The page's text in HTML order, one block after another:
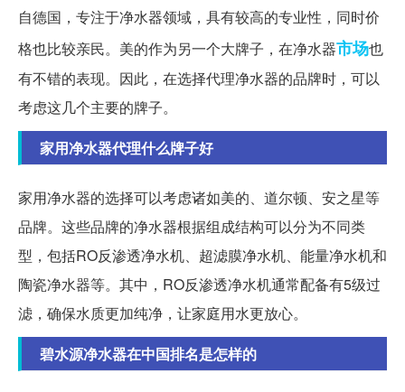
自德国，专注于净水器领域，具有较高的专业性，同时价
格也比较亲民。美的作为另一个大牌子，在净水器市场也
有不错的表现。因此，在选择代理净水器的品牌时，可以
考虑这几个主要的牌子。
家用净水器代理什么牌子好
家用净水器的选择可以考虑诸如美的、道尔顿、安之星等
品牌。这些品牌的净水器根据组成结构可以分为不同类
型，包括RO反渗透净水机、超滤膜净水机、能量净水机和
陶瓷净水器等。其中，RO反渗透净水机通常配备有5级过
滤，确保水质更加纯净，让家庭用水更放心。
碧水源净水器在中国排名是怎样的